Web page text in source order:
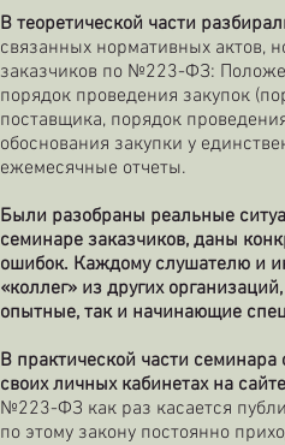
В теоретической части
связанных нормативных актов,
заказчиков по №223-ФЗ:
порядок проведения закупок
поставщика, порядок
обоснования закупки у
ежемесячные отчеты.
Были разобраны реальные
семинаре заказчиков, даны
ошибок. Каждому слушателю и
«коллег» из других
опытные, так и начинающие
В практической части семинара
своих личных кабинетах на
№223-ФЗ как раз касается
по этому закону постоянно